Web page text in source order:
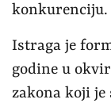
konkurenciju.
Istraga je
godine u
zakona koji je